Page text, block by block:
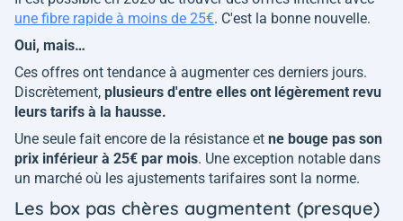
une fibre rapide à moins de 25€. C'est la bonne nouvelle.
Oui, mais…
Ces offres ont tendance à augmenter ces derniers jours.
Discrètement, plusieurs d'entre elles ont légèrement revu
leurs tarifs à la hausse.
Une seule fait encore de la résistance et ne bouge pas son
prix inférieur à 25€ par mois. Une exception notable dans
un marché où les ajustements tarifaires sont la norme.
Les box pas chères augmentent (presque)